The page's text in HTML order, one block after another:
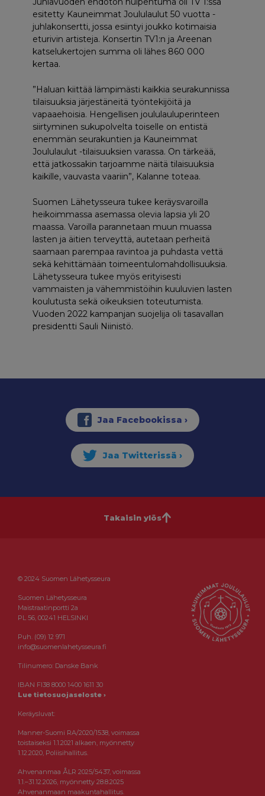
esitetty Kauneimmat Joululaulut 50 vuotta -
juhlakonsertti, jossa esiintyi joukko kotimaisia
eturivin artisteja. Konsertin TV1:n ja Areenan
katselukertojen summa oli lähes 860 000
kertaa.
”Haluan kiittää lämpimästi kaikkia seurakunnissa
tilaisuuksia järjestäneitä työntekijöitä ja
vapaaehoisia. Hengellisen joululauluperinteen
siirtyminen sukupolvelta toiselle on entistä
enemmän seurakuntien ja Kauneimmat
Joululaulut -tilaisuuksien varassa. On tärkeää,
että jatkossakin tarjoamme näitä tilaisuuksia
kaikille, vauvasta vaariin”, Kalanne toteaa.
Suomen Lähetysseura tukee keräysvaroilla
heikoimmassa asemassa olevia lapsia yli 20
maassa. Varoilla parannetaan muun muassa
lasten ja äitien terveyttä, autetaan perheitä
saamaan parempaa ravintoa ja puhdasta vettä
sekä kehittämään toimeentulomahdollisuuksia.
Lähetysseura tukee myös erityisesti
vammaisten ja vähemmistöihin kuuluvien lasten
koulutusta sekä oikeuksien toteutumista.
Vuoden 2022 kampanjan suojelija oli tasavallan
presidentti Sauli Niinistö.
Takaisin ylös
© 2024 Suomen Lähetysseura
Suomen Lähetysseura
Maistraatinportti 2a
PL 56, 00241 HELSINKI
Puh. (09) 12 971
info@suomenlahetysseura.fi
Tilinumero: Danske Bank
IBAN FI38 8000 1400 1611 30
Lue tietosuojaseloste ›
Keräysluvat:
Manner-Suomi RA/2020/1538, voimassa
toistaiseksi 1.1.2021 alkaen, myönnetty
1.12.2020, Poliisihallitus.
Ahvenanmaa ÅLR 2025/5437, voimassa
1.1.–31.12.2026, myönnetty 28.8.2025
Ahvenanmaan maakuntahallitus.